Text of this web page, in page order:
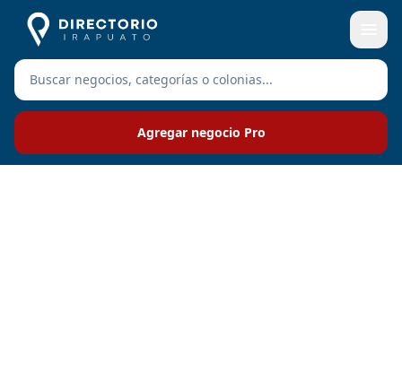
Agregar negocio Pro